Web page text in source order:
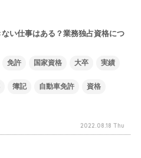
い仕事はある？業務独占資格につ
免許 国家資格 大卒 実績
簿記 自動車免許 資格
2022.08.18 Thu